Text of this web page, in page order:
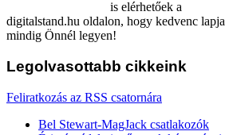
is elérhetőek a
digitalstand.hu oldalon, hogy kedvenc lapja
mindig Önnél legyen!
Legolvasottabb cikkeink
Feliratkozás az RSS csatornára
Bel Stewart-MagJack csatlakozók